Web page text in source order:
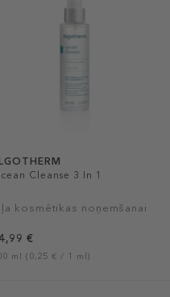
Cleanse 3 In 1
kosmētikas noņemšanai
€
ml (0,25 € / 1 ml)